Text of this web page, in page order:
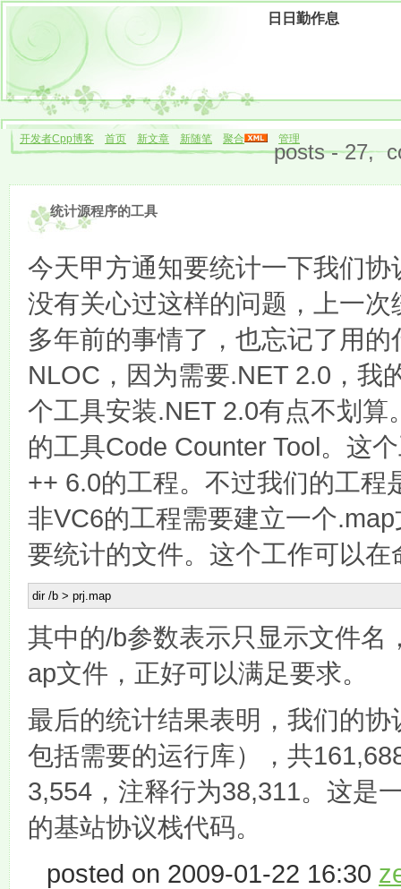
日日勤作息
开发者Cpp博客 首页 新文章 新随笔 聚合 管理
posts - 27,
统计源程序的工具
今天甲方通知要统计一下我们
没有关心过这样的问题，上一
多年前的事情了，也忘记了用
NLOC，因为需要.NET 2.0，我
个工具安装.NET 2.0有点不划算
的工具Code Counter Tool。这
++ 6.0的工程。不过我们的工程
非VC6的工程需要建立一个
要统计的文件。这个工作可以在
dir /b > prj.map
其中的/b参数表示只显示文件名
ap文件，正好可以满足要求。
最后的统计结果表明，我们的
包括需要的运行库），共
3,554，注释行为38,311。这是
的基站协议栈代码。
posted on 2009-01-22 16:30